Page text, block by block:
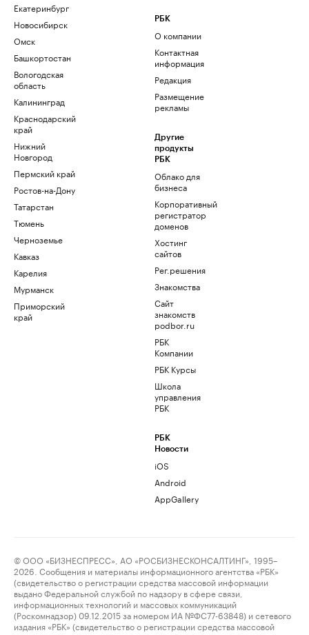
Екатеринбург
Новосибирск
Омск
Башкортостан
Вологодская
область
Калининград
Краснодарский
край
Нижний
Новгород
Пермский край
Ростов-на-Дону
Татарстан
Тюмень
Черноземье
Кавказ
Карелия
Мурманск
Приморский
край
РБК
О компании
Контактная
информация
Редакция
Размещение
рекламы
Другие
продукты
РБК
Облако для
бизнеса
Корпоративный
регистратор
доменов
Хостинг
сайтов
Рег.решения
Знакомства
Сайт
знакомств
podbor.ru
РБК
Компании
РБК Курсы
Школа
управления
РБК
РБК
Новости
iOS
Android
AppGallery
© ООО «БИЗНЕСПРЕСС», АО «РОСБИЗНЕСКОНСАЛТИНГ», 1995–
2026. Сообщения и материалы информационного агентства «РБК»
(свидетельство о регистрации средства массовой информации
выдано Федеральной службой по надзору в сфере связи,
информационных технологий и массовых коммуникаций
(Роскомнадзор) 09.12.2015 за номером ИА №ФС77-63848) и сетевого
издания «РБК» (свидетельство о регистрации средства массовой